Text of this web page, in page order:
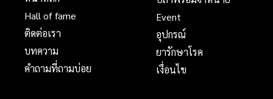
Hall of fame
ติดต่อเรา
บทความ
คำถามที่ถามบ่อย
Event
อุปกรณ์
ยารักษาโรค
เงื่อนไข